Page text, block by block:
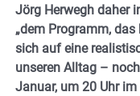
Jörg Herwegh daher
„dem Programm,
sich auf eine
unseren Alltag –
Januar, um 20 Uhr